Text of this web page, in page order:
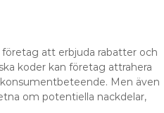
att erbjuda rabatter och
koder kan företag attrahera
Men även
om potentiella nackdelar,